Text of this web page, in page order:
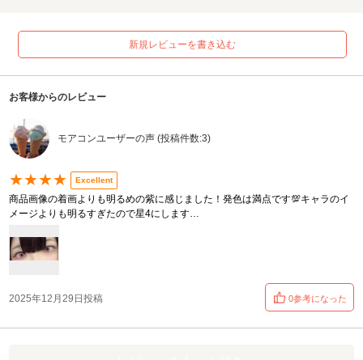
新規レビューを書き込む
お客様からのレビュー
モアコンユーザーの声 (投稿件数:3)
★★★★ Excellent
商品画像の着画よりも明るめの紫に感じました！発色は満点です💯キャラのイ
メージよりも明るすぎたので星4にします…
2025年12月29日投稿 0参考になった